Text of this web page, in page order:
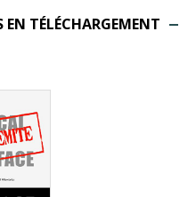
EN TÉLÉCHARGEMENT